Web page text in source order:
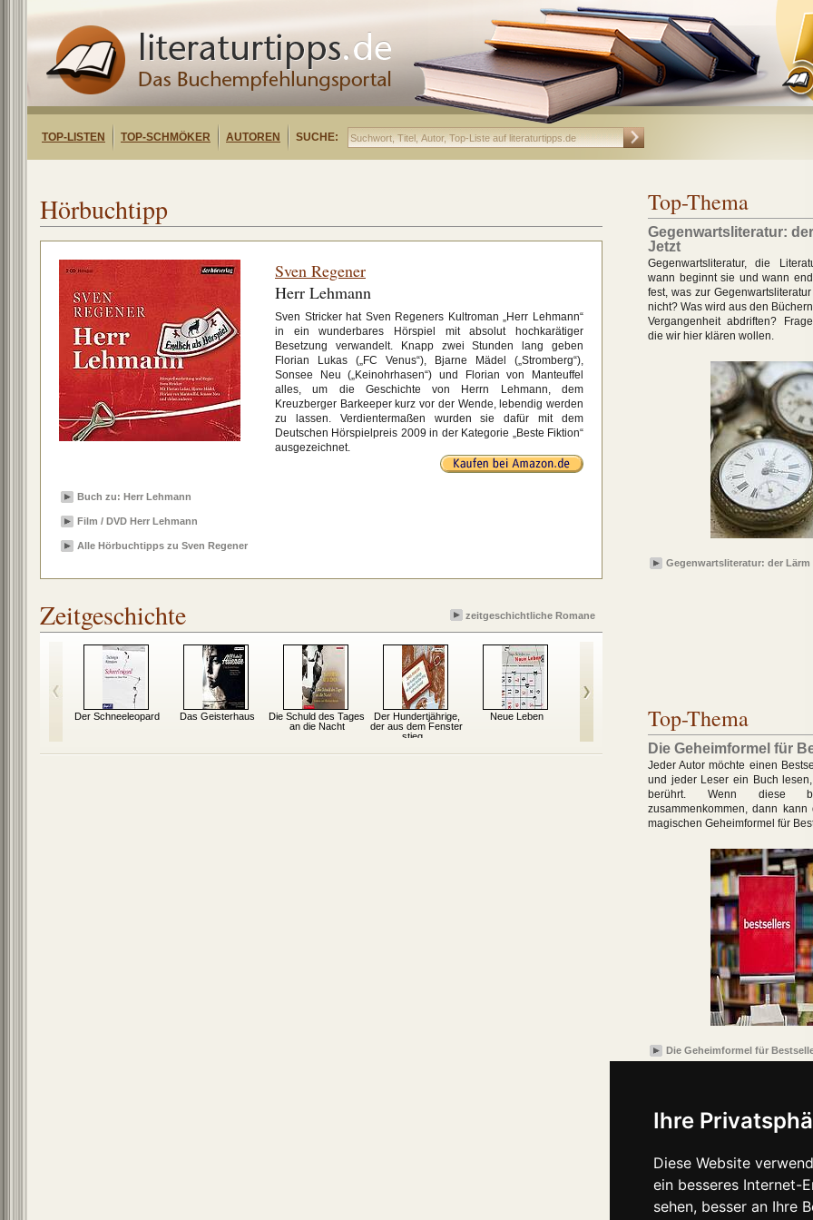
Ihre
Diese Website
ein besseres Internet-
sehen, besser an Ihre
TOP-LISTEN TOP-SCHMÖKER AUTOREN SUCHE:
Hörbuchtipp
Sven Regener
Herr Lehmann
Sven Stricker hat Sven Regeners Kultroman „Herr Lehmann“
in ein wunderbares Hörspiel mit absolut hochkarätiger
Besetzung verwandelt. Knapp zwei Stunden lang geben
Florian Lukas („FC Venus“), Bjarne Mädel („Stromberg“),
Sonsee Neu („Keinohrhasen“) und Florian von Manteuffel
alles, um die Geschichte von Herrn Lehmann, dem
Kreuzberger Barkeeper kurz vor der Wende, lebendig werden
zu lassen. Verdientermaßen wurden sie dafür mit dem
Deutschen Hörspielpreis 2009 in der Kategorie „Beste Fiktion“
ausgezeichnet.
Buch zu: Herr Lehmann
Film / DVD Herr Lehmann
Alle Hörbuchtipps zu Sven Regener
Zeitgeschichte zeitgeschichtliche Romane
Der Schneeleopard Das Geisterhaus
Die Schuld des Tages
an die Nacht
Der Hundertjährige,
der aus dem Fenster
stieg...
Neue Leben Schachnovelle
Mephisto: Roman
einer Karriere
Top-Thema
Gegenwartsliteratur:
Jetzt
Gegenwartsliteratur, die
wann beginnt sie und wann
fest, was zur
nicht? Was wird aus den
Vergangenheit abdriften?
die wir hier klären wollen.
Gegenwartsliteratur: der Lärm
Top-Thema
Die Geheimformel für
Jeder Autor möchte einen
und jeder Leser ein Buch
berührt. Wenn diese
zusammenkommen, dann
magischen Geheimformel für
Die Geheimformel für